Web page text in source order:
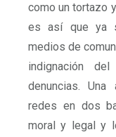
como un tortazo
es así que ya
medios de
indignación
denuncias.
redes en dos
moral y legal y